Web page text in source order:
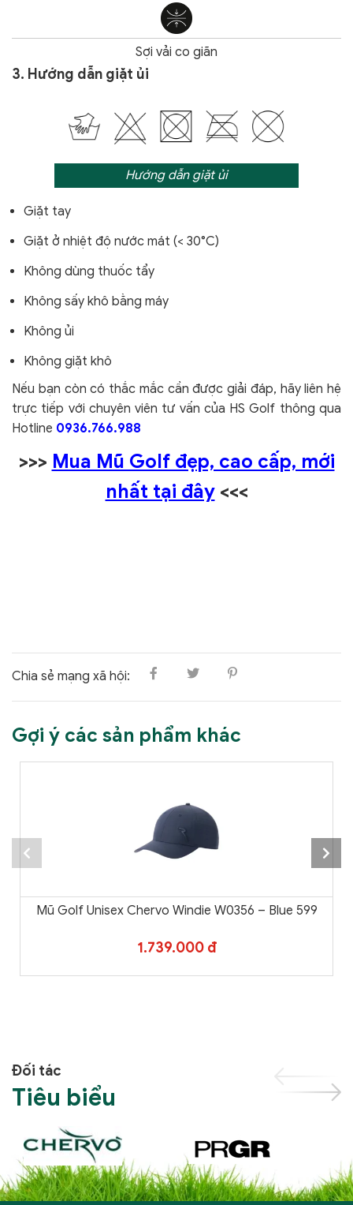
Sợi vải co giãn
3. Hướng dẫn giặt ủi
Hướng dẫn giặt ủi
Giặt tay
Giặt ở nhiệt độ nước mát (< 30°C)
Không dùng thuốc tẩy
Không sấy khô bằng máy
Không ủi
Không giặt khô
Nếu bạn còn có thắc mắc cần được giải đáp, hãy liên hệ
trực tiếp với chuyên viên tư vấn của HS Golf thông qua
Hotline 0936.766.988
>>> Mua Mũ Golf đẹp, cao cấp, mới
nhất tại đây<<<
Chia sẻ mạng xã hội:
Gợi ý các sản phẩm khác
Mũ Golf Unisex Chervo Windie W0356 – Blue 599
1.739.000 đ
Đối tác
Tiêu biểu